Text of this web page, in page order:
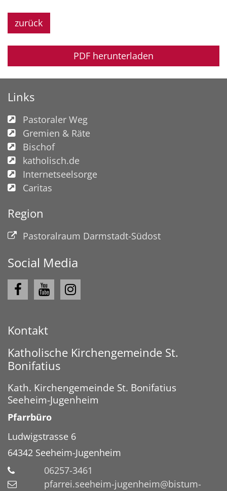
zurück
PDF herunterladen
Links
Pastoraler Weg
Gremien & Räte
Bischof
katholisch.de
Internetseelsorge
Caritas
Region
Pastoralraum Darmstadt-Südost
Social Media
Kontakt
Katholische Kirchengemeinde St.
Bonifatius
Kath. Kirchengemeinde St. Bonifatius
Seeheim-Jugenheim
Pfarrbüro
Ludwigstrasse 6
64342 Seeheim-Jugenheim
06257-3461
pfarrei.seeheim-jugenheim@bistum-